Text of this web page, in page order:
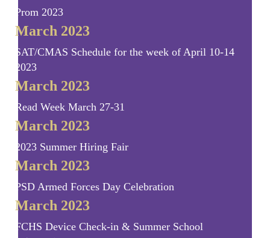
Prom 2023
March 2023
SAT/CMAS Schedule for the week of April 10-14
2023
March 2023
Read Week March 27-31
March 2023
2023 Summer Hiring Fair
March 2023
PSD Armed Forces Day Celebration
March 2023
FCHS Device Check-in & Summer School